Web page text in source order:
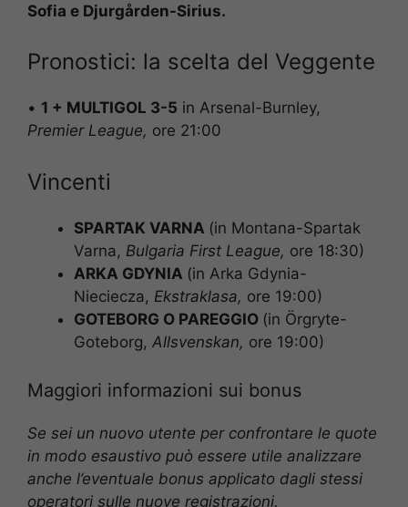
Sofia e Djurgården-Sirius.
Pronostici: la scelta del Veggente
• 1 + MULTIGOL 3-5 in Arsenal-Burnley,
Premier League, ore 21:00
Vincenti
SPARTAK VARNA (in Montana-Spartak
Varna, Bulgaria First League, ore 18:30)
ARKA GDYNIA (in Arka Gdynia-
Nieciecza, Ekstraklasa, ore 19:00)
GOTEBORG O PAREGGIO (in Örgryte-
Goteborg, Allsvenskan, ore 19:00)
Maggiori informazioni sui bonus
Se sei un nuovo utente per confrontare le quote
in modo esaustivo può essere utile analizzare
anche l’eventuale bonus applicato dagli stessi
operatori sulle nuove registrazioni.